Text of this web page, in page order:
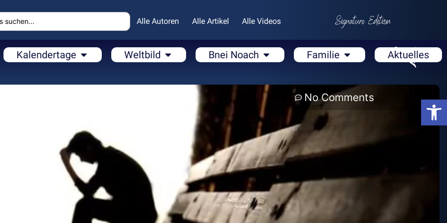
Alle Autoren Alle Artikel Alle Videos
Kalendertage Weltbild Bnei Noach Familie Aktuelles
No Comments